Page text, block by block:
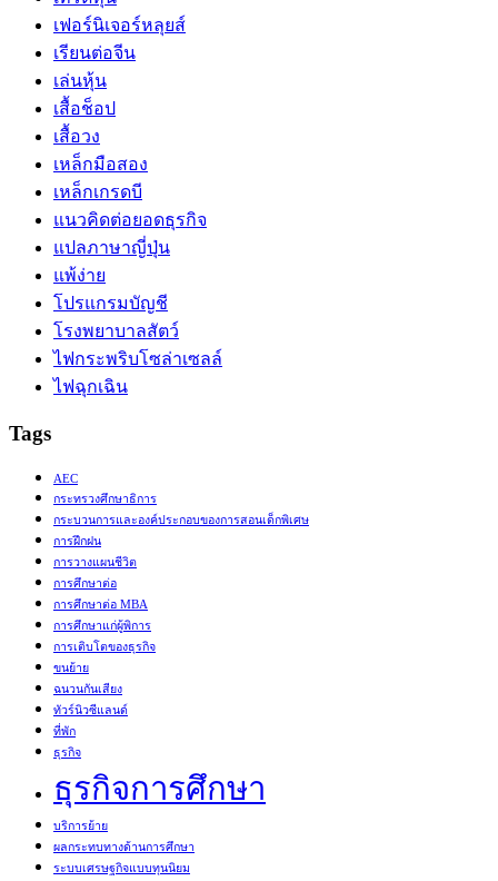
เฟอร์นิเจอร์หลุยส์
เรียนต่อจีน
เล่นหุ้น
เสื้อช็อป
เสื้อวง
เหล็กมือสอง
เหล็กเกรดบี
แนวคิดต่อยอดธุรกิจ
แปลภาษาญี่ปุ่น
แพ้ง่าย
โปรแกรมบัญชี
โรงพยาบาลสัตว์
ไฟกระพริบโซล่าเซลล์
ไฟฉุกเฉิน
Tags
AEC
กระทรวงศึกษาธิการ
กระบวนการและองค์ประกอบของการสอนเด็กพิเศษ
การฝึกฝน
การวางแผนชีวิต
การศึกษาต่อ
การศึกษาต่อ MBA
การศึกษาแก่ผู้พิการ
การเติบโตของธุรกิจ
ขนย้าย
ฉนวนกันเสียง
ทัวร์นิวซีแลนด์
ที่พัก
ธุรกิจ
ธุรกิจการศึกษา
บริการย้าย
ผลกระทบทางด้านการศึกษา
ระบบเศรษฐกิจแบบทุนนิยม